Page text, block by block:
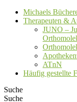
Michaels
Therapeuten &
JUNO –
ATnN
Häufig gestellte
Suche
Suche